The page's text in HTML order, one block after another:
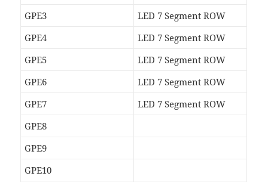
GPE3
LED 7 Segment ROW
GPE4
LED 7 Segment ROW
GPE5
LED 7 Segment ROW
GPE6
LED 7 Segment ROW
GPE7
LED 7 Segment ROW
GPE8
GPE9
GPE10